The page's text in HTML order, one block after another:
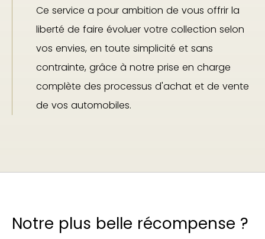
Ce service a pour ambition de vous offrir la
liberté de faire évoluer votre collection selon
vos envies, en toute simplicité et sans
contrainte, grâce à notre prise en charge
complète des processus d'achat et de vente
de vos automobiles.
Notre plus belle récompense ?